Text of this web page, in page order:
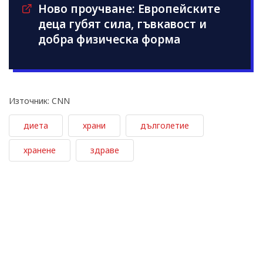
Ново проучване: Европейските
деца губят сила, гъвкавост и
добра физическа форма
Източник: CNN
диета храни дълголетие
хранене здраве